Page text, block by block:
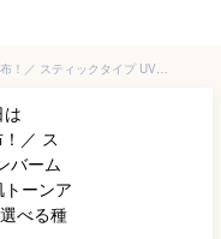
＼毎月0と5の付く日は10％OFFクーポン配布！／ スティックタイプ UVサンバーム 紫外線強力ブロック 肌トーンアップ SPF50+ PA++++ 選べる種類